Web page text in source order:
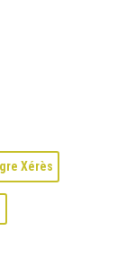
Xérès